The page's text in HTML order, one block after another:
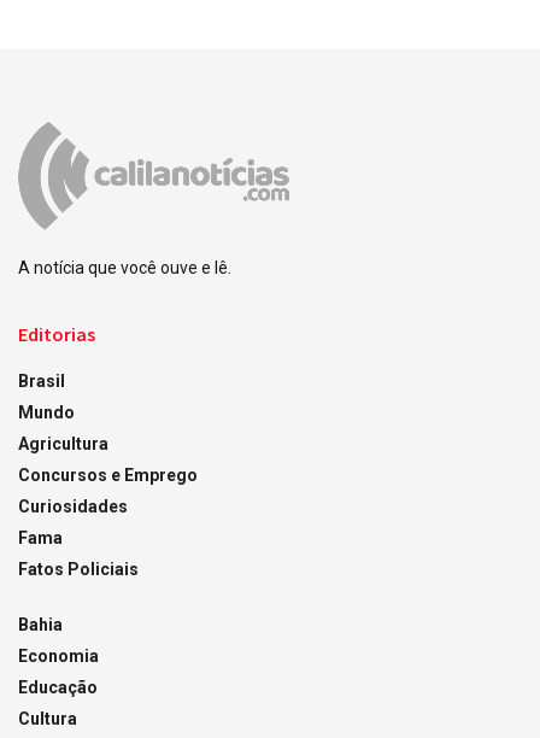
A notícia que você ouve e lê.
Editorias
Brasil
Mundo
Agricultura
Concursos e Emprego
Curiosidades
Fama
Fatos Policiais
Bahia
Economia
Educação
Cultura